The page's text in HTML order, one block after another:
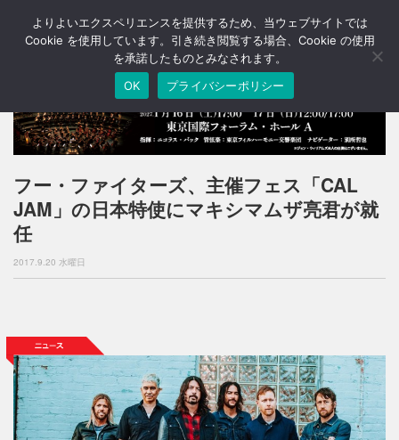
T
o
a
v
a
n
フー・ファイターズ、主催フェス「CAL
JAM」の日本特使にマキシマムザ亮君が就
任
2017.9.20 水曜日
よりよいエクスペリエンスを提供するため、当ウェブサイトでは
Cookie を使用しています。引き続き閲覧する場合、Cookie の使用
を承諾したものとみなされます。
OK
プライバシーポリシー